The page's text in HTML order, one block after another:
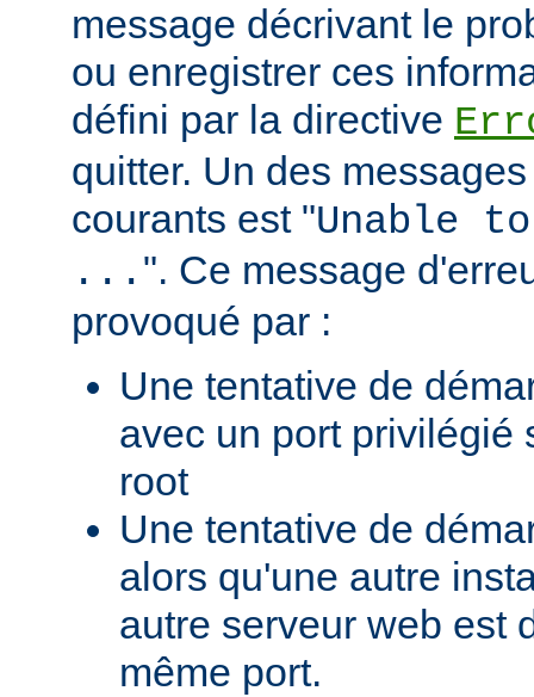
message décrivant le
ou enregistrer ces
défini par la directive
quitter. Un des
courants est "Unable
... ". Ce message
provoqué par :
Une tentative de
avec un port privilégié
root
Une tentative de
alors qu'une autre
autre serveur web est
même port.